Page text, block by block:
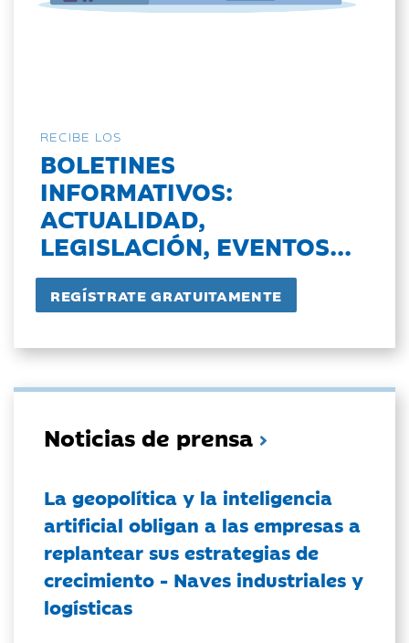
RECIBE LOS
BOLETINES
INFORMATIVOS:
ACTUALIDAD,
LEGISLACIÓN, EVENTOS...
Noticias de prensa
La geopolítica y la inteligencia
artificial obligan a las empresas a
replantear sus estrategias de
crecimiento - Naves industriales y
logísticas